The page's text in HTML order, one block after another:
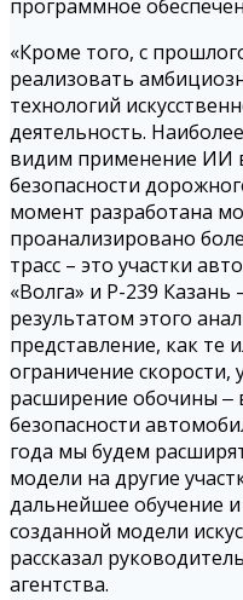
программное
«Кроме того, с
реализовать
технологий
деятельность.
видим применение ИИ
безопасности
момент разработана
проанализировано
трасс – это участки
«Волга» и Р-239
результатом этого
представление, как те
ограничение скорости,
расширение обочины ‒
безопасности
года мы будем
модели на другие
дальнейшее обучение
созданной модели
рассказал
агентства.